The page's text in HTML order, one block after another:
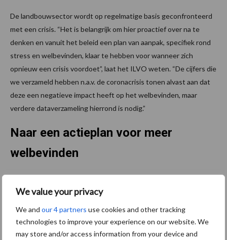
We value your privacy
We and our 4 partners use cookies and other tracking
technologies to improve your experience on our website. We
may store and/or access information from your device and
De landbouwsector wordt op regelmatige basis geconfronteerd
met een crisis. “Het is belangrijk om hier proactief over na te
denken en vanuit het beleid een plan van aanpak, specifiek rond
stress en welbevinden, klaar te hebben voor wanneer zich
opnieuw een crisis voordoet”, laat het ILVO weten. “De cijfers die
we verzameld hebben n.a.v. de coronacrisis tonen alvast aan dat
deze een negatieve impact heeft op het welbevinden, maar
verdere dataverzameling hierrond is nodig.”
Naar een actieplan voor meer
welbevinden
middenveld, en onderzoek beter in te spelen op de specifieke en
contextgebonden noden van landbouw(st)ers”, besluit Lies
Messely. “In een vervolgtraject stellen we voor om in te zetten
op een positieve werkcontext. Vanuit het ILVO formuleren we